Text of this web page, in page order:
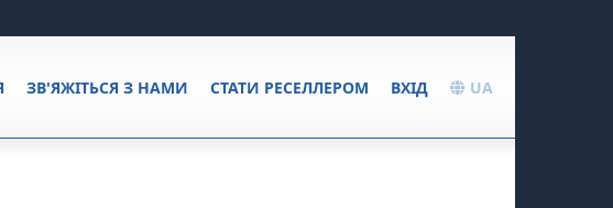
UA
ВХІД
СТАТИ РЕСЕЛЛЕРОМ
ЗВ'ЯЖІТЬСЯ З НАМИ